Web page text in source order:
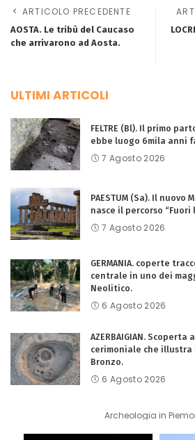
ARTICOLO PRECEDENTE
AOSTA. Le tribù del Caucaso
che arrivarono ad Aosta.
ULTIMI ARTICOLI
FELTRE (Bl). Il primo
ebbe luogo 6mila anni
7 Agosto 2026
PAESTUM (Sa). Il nuovo
nasce il percorso “Fuori
7 Agosto 2026
GERMANIA. coperte
centrale in uno dei
Neolitico.
6 Agosto 2026
AZERBAIGIAN. Scoperta
cerimoniale che
Bronzo.
6 Agosto 2026
Archeologia in